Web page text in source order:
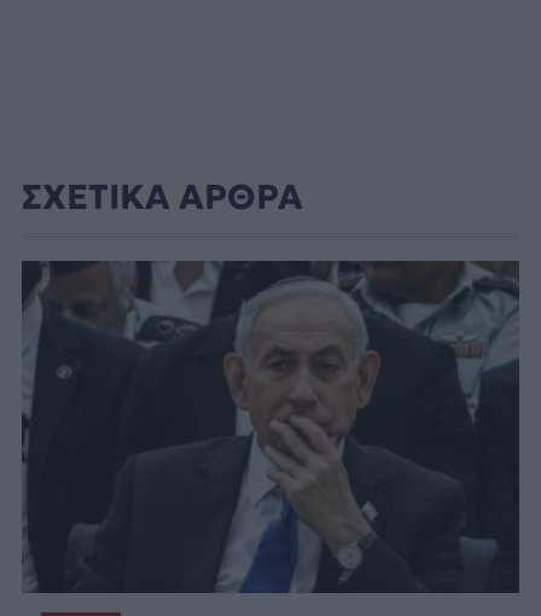
ΣΧΕΤΙΚΑ ΑΡΘΡΑ